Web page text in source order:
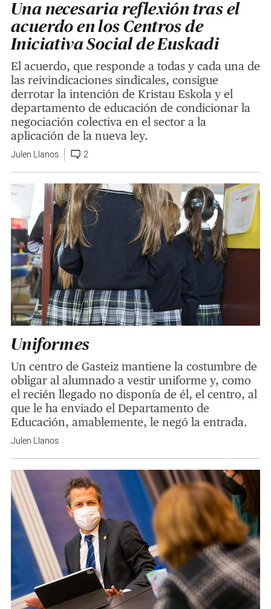
Una necesaria reflexión tras el
acuerdo en los Centros de
Iniciativa Social de Euskadi
El acuerdo, que responde a todas y cada una de
las reivindicaciones sindicales, consigue
derrotar la intención de Kristau Eskola y el
departamento de educación de condicionar la
negociación colectiva en el sector a la
aplicación de la nueva ley.
Julen Llanos 2
Uniformes
Un centro de Gasteiz mantiene la costumbre de
obligar al alumnado a vestir uniforme y, como
el recién llegado no disponía de él, el centro, al
que le ha enviado el Departamento de
Educación, amablemente, le negó la entrada.
Julen Llanos